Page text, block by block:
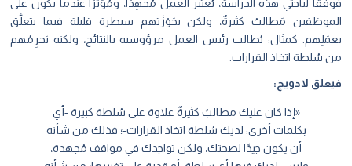
فوفقًا لباحثي هذه الدراسة، يُعتبر العمل مُجهِدًا، ومُوَتِّرًا عندما يكون على
الموظفين مَطالبُ كثيرةٌ، ولكن بحَوْزَتهم سيطرة قليلة فيما يتعلَّق
بعمَلِهم. كمثال: يُطالب رئيس العمل مرؤوسيه بالنتائج، ولكنه يَحرِمُهم
مِن سُلطة اتخاذ القرارات.
فيعلق لادويج:
«إذا كان عليك مطالبُ كثيرةٌ علاوة على سُلطة كبيرة -أي
بكلمات أخرى: لديك سُلطة اتخاذ القرارات-؛ فذلك من شأنه
أن يكون جيدًا لصحتك، ولكن تواجدك في مواقف مُجهدة،